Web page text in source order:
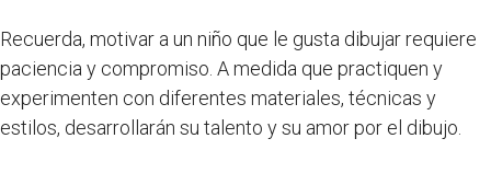
Recuerda, motivar a un niño que le gusta dibujar requiere
paciencia y compromiso. A medida que practiquen y
experimenten con diferentes materiales, técnicas y
estilos, desarrollarán su talento y su amor por el dibujo.